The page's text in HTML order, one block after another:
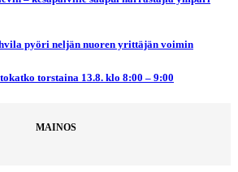
pyöri neljän nuoren yrittäjän voimin
torstaina 13.8. klo 8:00 – 9:00
MAINOS